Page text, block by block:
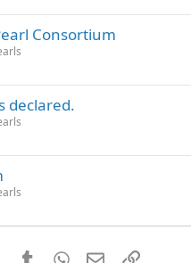
Consortium
declared.
PinterestTumblrWhatsApp
EmailLink